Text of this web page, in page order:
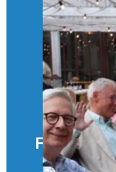
🥳 Le 22
en
Merci à
CHEA
il y a 3 mois